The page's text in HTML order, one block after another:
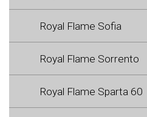
Royal Flame Sofia
Royal Flame Sorrento
Royal Flame Sparta 60